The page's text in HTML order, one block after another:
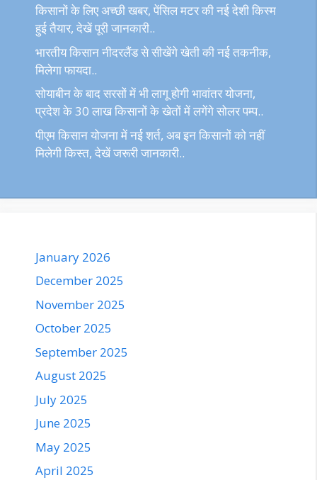
किसानों के लिए अच्छी खबर, पेंसिल मटर की नई देशी किस्म
हुई तैयार, देखें पूरी जानकारी..
भारतीय किसान नीदरलैंड से सीखेंगे खेती की नई तकनीक,
मिलेगा फायदा..
सोयाबीन के बाद सरसों में भी लागू होगी भावांतर योजना,
प्रदेश के 30 लाख किसानों के खेतों में लगेंगे सोलर पम्प..
पीएम किसान योजना में नई शर्त, अब इन किसानों को नहीं
मिलेगी किस्त, देखें जरूरी जानकारी..
January 2026
December 2025
November 2025
October 2025
September 2025
August 2025
July 2025
June 2025
May 2025
April 2025